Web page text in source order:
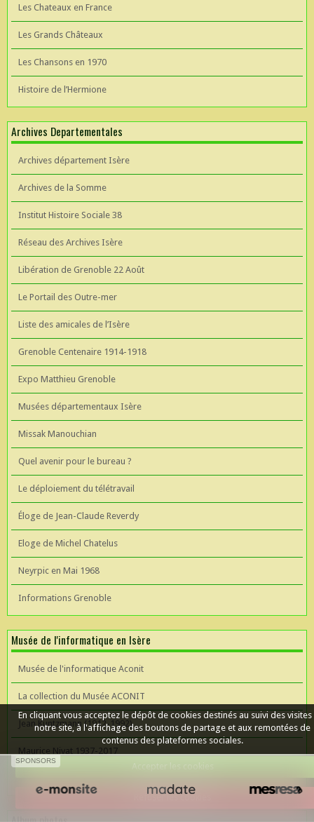
Les Chateaux en France
Les Grands Châteaux
Les Chansons en 1970
Histoire de l’Hermione
Archives Departementales
Archives département Isère
Archives de la Somme
Institut Histoire Sociale 38
Réseau des Archives Isère
Libération de Grenoble 22 Août
Le Portail des Outre-mer
Liste des amicales de l’Isère
Grenoble Centenaire 1914-1918
Expo Matthieu Grenoble
Musées départementaux Isère
Missak Manouchian
Quel avenir pour le bureau ?
Le déploiement du télétravail
Éloge de Jean-Claude Reverdy
Eloge de Michel Chatelus
Neyrpic en Mai 1968
Informations Grenoble
Musée de l'informatique en Isère
Musée de l'informatique Aconit
La collection du Musée ACONIT
Jean Kuntzmann (1912-1992)
Maurice Nivat 1937-2017
SPONSORS
En cliquant vous acceptez le dépôt de cookies destinés au suivi des visites
notre site, à l'affichage des boutons de partage et aux remontées de
contenus des plateformes sociales.
Refuser les cookies